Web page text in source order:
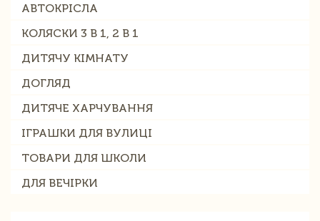
АВТОКРІСЛА
КОЛЯСКИ 3 В 1, 2 В 1
ДИТЯЧУ КІМНАТУ
ДОГЛЯД
ДИТЯЧЕ ХАРЧУВАННЯ
ІГРАШКИ ДЛЯ ВУЛИЦІ
ТОВАРИ ДЛЯ ШКОЛИ
ДЛЯ ВЕЧІРКИ